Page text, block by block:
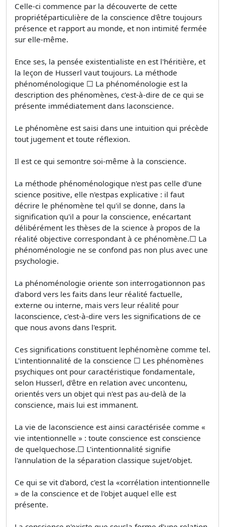
Celle-ci commence par la découverte de cette
propriétéparticulière de la conscience d'être toujours
présence et rapport au monde, et non intimité fermée
sur elle-même.
Ence ses, la pensée existentialiste en est l'héritière, et
la leçon de Husserl vaut toujours. La méthode
phénoménologique □ La phénoménologie est la
description des phénomènes, c'est-à-dire de ce qui se
présente immédiatement dans laconscience.
Le phénomène est saisi dans une intuition qui précède
tout jugement et toute réflexion.
Il est ce qui semontre soi-même à la conscience.
La méthode phénoménologique n'est pas celle d'une
science positive, elle n'estpas explicative : il faut
décrire le phénomène tel qu'il se donne, dans la
signification qu'il a pour la conscience, enécartant
délibérément les thèses de la science à propos de la
réalité objective correspondant à ce phénomène.□ La
phénoménologie ne se confond pas non plus avec une
psychologie.
La phénoménologie oriente son interrogationnon pas
d'abord vers les faits dans leur réalité factuelle,
externe ou interne, mais vers leur réalité pour
laconscience, c'est-à-dire vers les significations de ce
que nous avons dans l'esprit.
Ces significations constituent lephénomène comme tel.
L'intentionnalité de la conscience □ Les phénomènes
psychiques ont pour caractéristique fondamentale,
selon Husserl, d'être en relation avec uncontenu,
orientés vers un objet qui n'est pas au-delà de la
conscience, mais lui est immanent.
La vie de laconscience est ainsi caractérisée comme «
vie intentionnelle » : toute conscience est conscience
de quelquechose.□ L'intentionnalité signifie
l'annulation de la séparation classique sujet/objet.
Ce qui se vit d'abord, c'est la «corrélation intentionnelle
» de la conscience et de l'objet auquel elle est
présente.